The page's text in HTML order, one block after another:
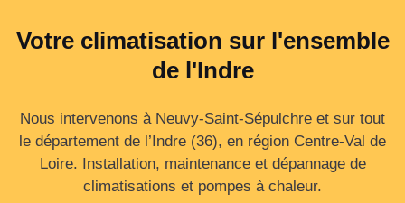
Votre climatisation sur l'ensemble
de l'Indre
Nous intervenons à Neuvy-Saint-Sépulchre et sur tout
le département de l’Indre (36), en région Centre‑Val de
Loire. Installation, maintenance et dépannage de
climatisations et pompes à chaleur.